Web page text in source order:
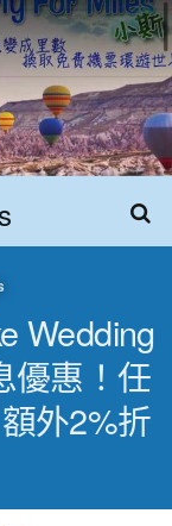
Wedding
優惠！任
外2%折